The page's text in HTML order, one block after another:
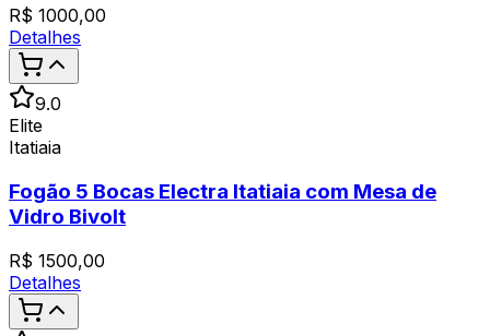
R$ 1000,00
Detalhes
9.0
Elite
Itatiaia
Fogão 5 Bocas Electra Itatiaia com Mesa de
Vidro Bivolt
R$ 1500,00
Detalhes